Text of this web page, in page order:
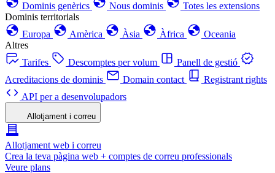
Dominis genèrics
Nous dominis
Totes les extensions
Dominis territorials
Europa
Amèrica Àsia Àfrica
Oceania
Altres
Tarifes
Descomptes per volum
Panell de gestió
Acreditacions de dominis
Domain contact
Registrant rights
API per a desenvolupadors
Allotjament i correu
Allotjament web i correu
Crea la teva pàgina web + comptes de correu professionals
Veure plans